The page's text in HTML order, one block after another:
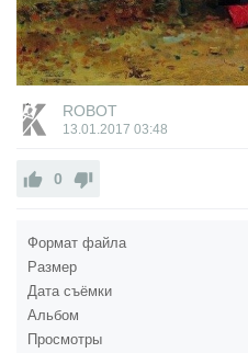
ROBOT
13.01.2017 03:48
0
Формат файла
Размер
Дата съёмки
Альбом
Просмотры